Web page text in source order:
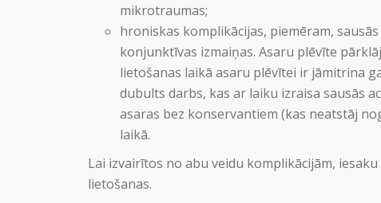
mikrotraumas;
hroniskas komplikācijas, piemēram,
konjunktīvas izmaiņas. Asaru plēvīte
lietošanas laikā asaru plēvītei ir jāmitrina
dubults darbs, kas ar laiku izraisa sausās
asaras bez konservantiem (kas neatstāj
laikā.
Lai izvairītos no abu veidu komplikācijām,
lietošanas.